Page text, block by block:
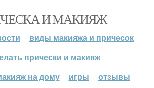
И МАКИЯЖ
виды макияжа и причесок
прически и макияж
на дому
игры отзывы